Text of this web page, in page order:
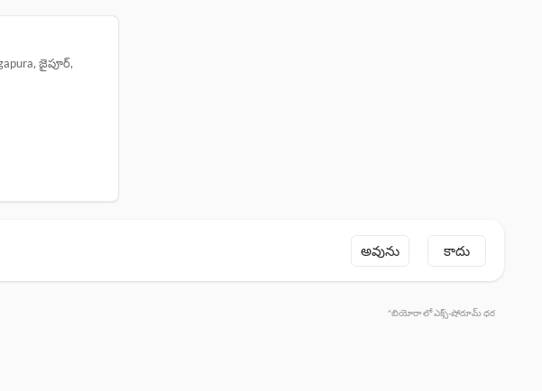
జైపూర్,
అవును కాదు
*బియోరా లో ఎక్స్-షోరూమ్ ధర